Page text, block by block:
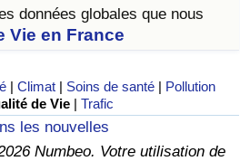
données globales que nous
Vie en France
|Climat | Soins de santé | Pollution
de Vie |Trafic
les nouvelles
Numbeo. Votre utilisation de
par payspar Pays
(Actuel)
par pays